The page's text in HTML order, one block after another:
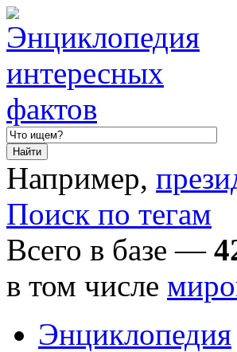
Например,
Поиск по тегам
Всего в базе —
в том числе
Энциклопедия